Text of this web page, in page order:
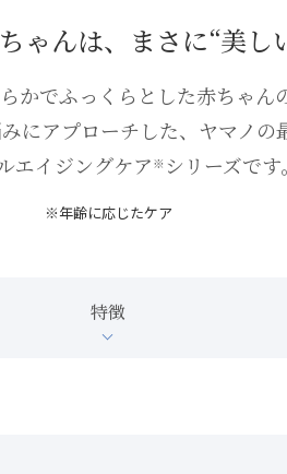
ゃんは、まさに“美し
かでふっくらとした赤ちゃん
にアプローチした、ヤマノの
エイジングケア※ シリーズです。
年齢に応じたケア
特徴